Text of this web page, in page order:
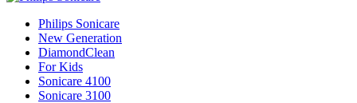
Philips Sonicare
New Generation
DiamondClean
For Kids
Sonicare 4100
Sonicare 3100